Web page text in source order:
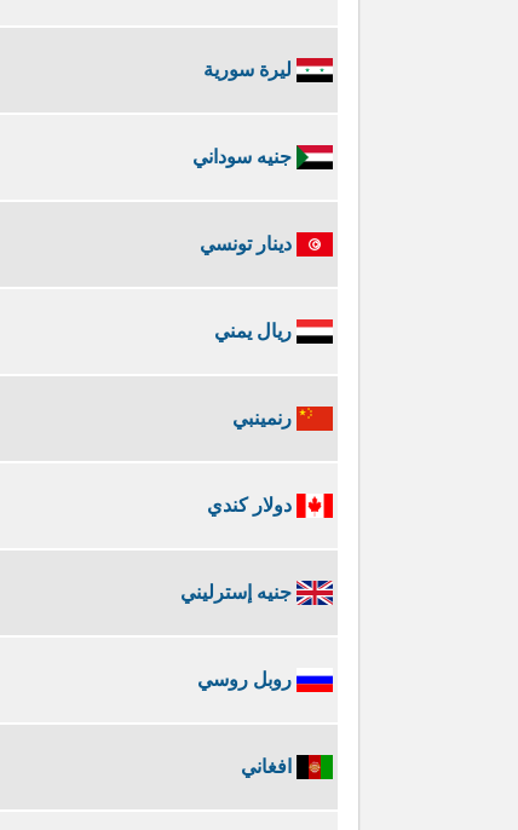
ليرة سورية
جنيه سوداني
دينار تونسي
ريال يمني
رنمينبي
دولار كندي
جنيه إسترليني
روبل روسي
افغاني